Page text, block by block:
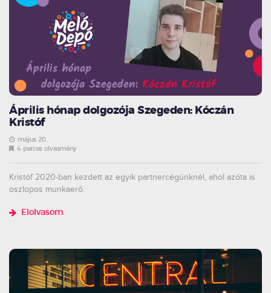
Április hónap dolgozója Szegeden: Kóczán
Kristóf
május 20.
4 perces olvasmány
Kristóf 2020-ban kezdett az egyik partnercégünknél, ahol azóta is
oszlopos munkaerő.
Elolvasom